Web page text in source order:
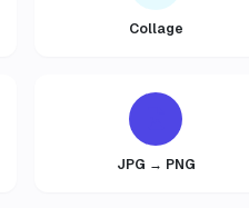
Collage
JPG → PNG